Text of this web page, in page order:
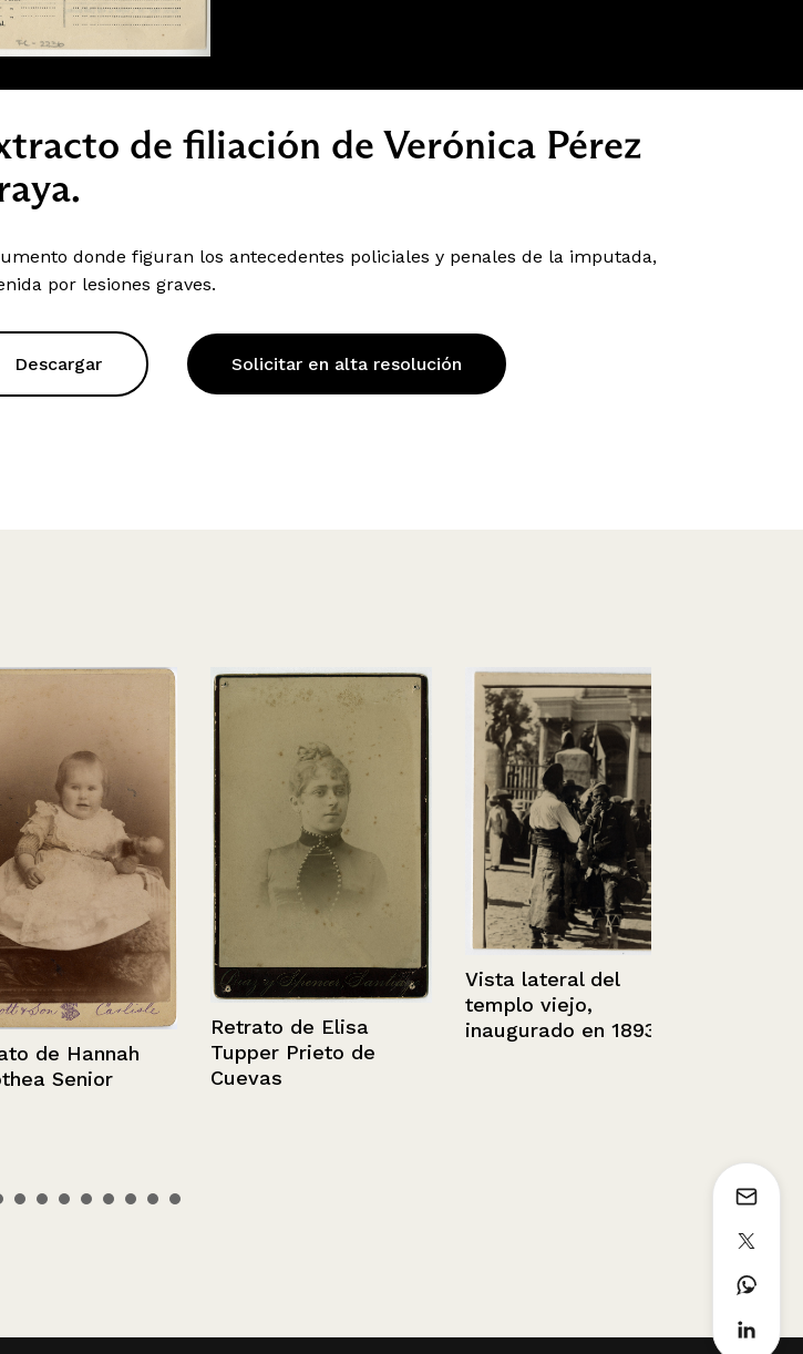
de filiación de Verónica Pérez
donde figuran los antecedentes policiales y penales de la imputada,
por lesiones graves.
Descargar Solicitar en alta resolución
Hannah
Senior
Retrato de Elisa
Tupper Prieto de
Cuevas
Vista lateral del
templo viejo,
inaugurado en 1893